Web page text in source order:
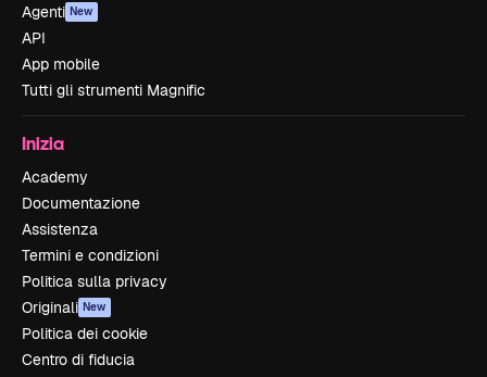
Agenti New
API
App mobile
Tutti gli strumenti Magnific
Inizia
Academy
Documentazione
Assistenza
Termini e condizioni
Politica sulla privacy
Originali New
Politica dei cookie
Centro di fiducia